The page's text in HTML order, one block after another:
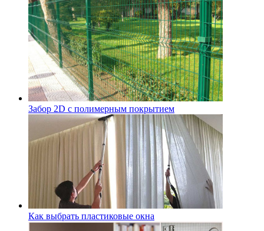
Забор 2D с полимерным покрытием
Как выбрать пластиковые окна